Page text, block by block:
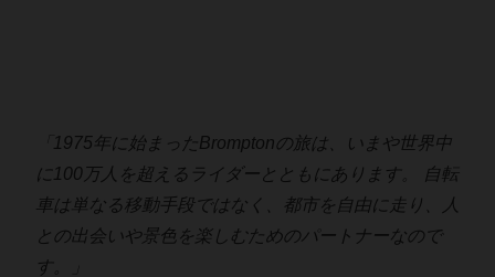
「1975年に始まったBromptonの旅は、いまや世界中
に100万人を超えるライダーとともにあります。 自転
車は単なる移動手段ではなく、都市を自由に走り、人
との出会いや景色を楽しむためのパートナーなので
す。」